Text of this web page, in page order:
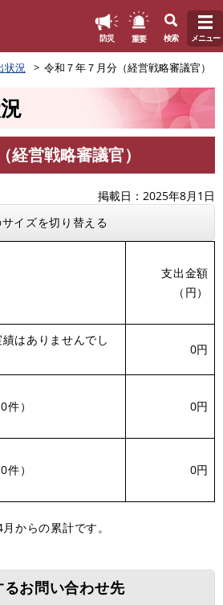
防災 重要 検索 メニュー
状況 令和７年７月分（経営戦略審議官）
経営戦略審議官）
掲載日
2025年8月1日
イズを切り替える
支出金額
（円）
はありませんでし
0円
件） 0円
件） 0円
からの累計です。
お問い合わせ先